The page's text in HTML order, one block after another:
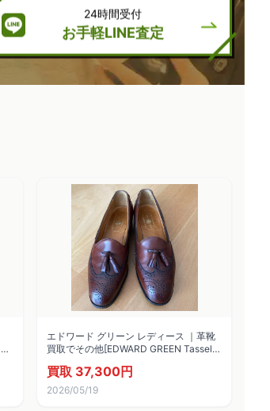
24時間受付
お手軽LINE査定
エドワード グリーン レディース ｜革靴
買取でその他[EDWARD GREEN Tassel
買取 37,300円
2026/05/19